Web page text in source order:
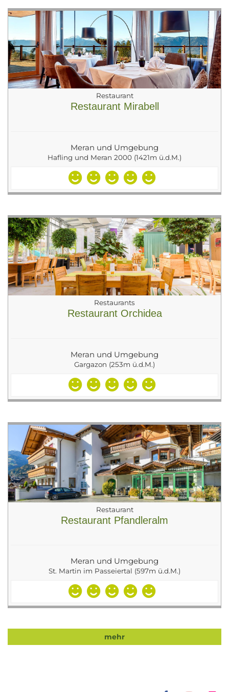
Restaurant
Restaurant Mirabell
Meran und Umgebung
Hafling und Meran 2000 (1421m ü.d.M.)
Restaurants
Restaurant Orchidea
Meran und Umgebung
Gargazon (253m ü.d.M.)
Restaurant
Restaurant Pfandleralm
Meran und Umgebung
St. Martin im Passeiertal (597m ü.d.M.)
mehr